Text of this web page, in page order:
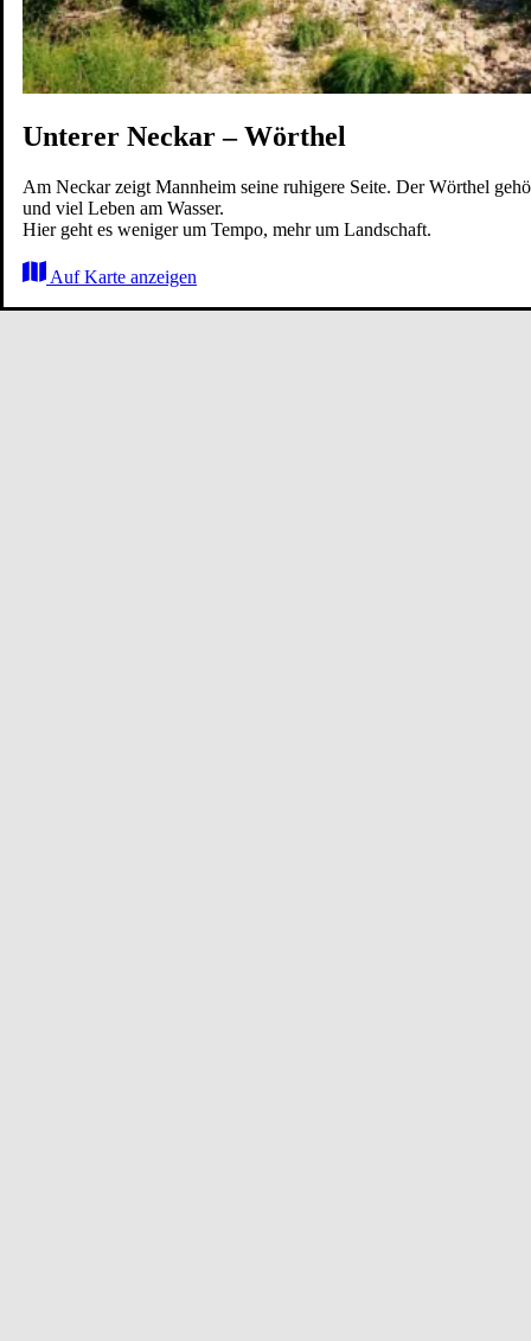
Unterer Neckar – Wörthel
Am Neckar zeigt Mannheim seine ruhigere Seite. Der Wörthel
und viel Leben am Wasser.
Hier geht es weniger um Tempo, mehr um Landschaft.
Auf Karte anzeigen